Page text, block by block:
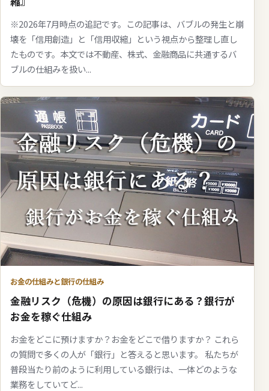
※2026年7月時点の追記です。この記事は、バブルの発生と崩
壊を「信用創造」と「信用収縮」という視点から整理し直し
たものです。本文では不動産、株式、金融商品に共通するバ
ブルの仕組みを扱い...
お金の仕組みと銀行の仕組み
金融リスク（危機）の原因は銀行にある？銀行が
お金を稼ぐ仕組み
お金をどこに預けますか？お金をどこで借りますか？ これら
の質問で多くの人が「銀行」と答えると思います。 私たちが
普段当たり前のように利用している銀行は、一体どのような
業務をしていてど...